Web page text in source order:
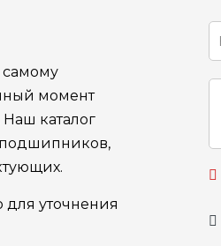
момент
каталог
уточнения